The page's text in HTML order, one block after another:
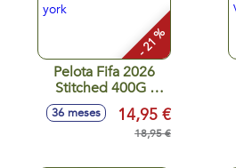
- 21 %
Pelota Fifa 2026
Stitched 400G -
New york
36 meses 14,95 €
18,95 €